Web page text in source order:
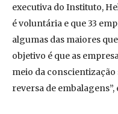
executiva do Instituto,
é voluntária e que 33
algumas das maiores
objetivo é que as
meio da
reversa de embalagens”,